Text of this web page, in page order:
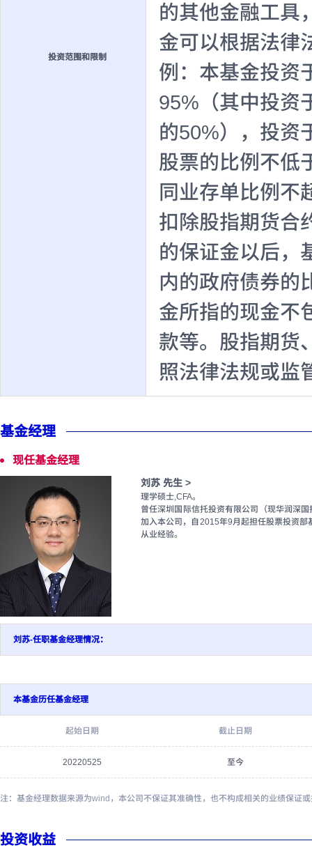
投资范围和限制
的其他金融工具
金可以根据法律
例：本基金投资
95%（其中投资
的50%），投资
股票的比例不低
同业存单比例不
扣除股指期货合
的保证金以后，
内的政府债券的
金所指的现金不
款等。股指期货
照法律法规或监
基金经理
现任基金经理
刘苏 先生 >
理学硕士,CFA。
曾任深圳国际信托投资有限公司（现华润深
加入本公司，自2015年9月起担任股票投资
从业经验。
刘苏-任职基金经理情况：
本基金历任基金经理
起始日期 截止日期
20220525 至今
注：基金经理数据来源为wind，本公司不保证其准确性，也不构成相关的业绩保证
投资收益